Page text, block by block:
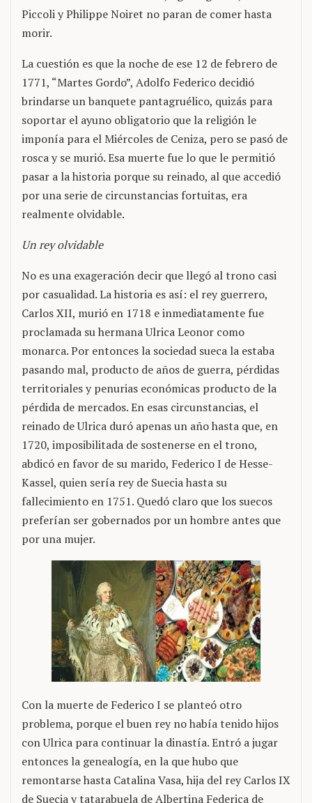
Piccoli y Philippe Noiret no paran de comer hasta
morir.
La cuestión es que la noche de ese 12 de febrero de
1771, “Martes Gordo”, Adolfo Federico decidió
brindarse un banquete pantagruélico, quizás para
soportar el ayuno obligatorio que la religión le
imponía para el Miércoles de Ceniza, pero se pasó de
rosca y se murió. Esa muerte fue lo que le permitió
pasar a la historia porque su reinado, al que accedió
por una serie de circunstancias fortuitas, era
realmente olvidable.
Un rey olvidable
No es una exageración decir que llegó al trono casi
por casualidad. La historia es así: el rey guerrero,
Carlos XII, murió en 1718 e inmediatamente fue
proclamada su hermana Ulrica Leonor como
monarca. Por entonces la sociedad sueca la estaba
pasando mal, producto de años de guerra, pérdidas
territoriales y penurias económicas producto de la
pérdida de mercados. En esas circunstancias, el
reinado de Ulrica duró apenas un año hasta que, en
1720, imposibilitada de sostenerse en el trono,
abdicó en favor de su marido, Federico I de Hesse-
Kassel, quien sería rey de Suecia hasta su
fallecimiento en 1751. Quedó claro que los suecos
preferían ser gobernados por un hombre antes que
por una mujer.
Con la muerte de Federico I se planteó otro
problema, porque el buen rey no había tenido hijos
con Ulrica para continuar la dinastía. Entró a jugar
entonces la genealogía, en la que hubo que
remontarse hasta Catalina Vasa, hija del rey Carlos IX
de Suecia y tatarabuela de Albertina Federica de